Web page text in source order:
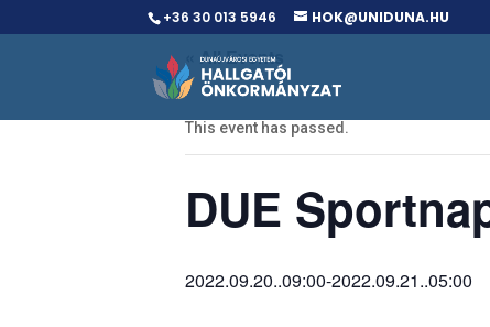
+36 30 013 5946 HOK@UNIDUNA.HU
« All Events
This event has passed.
DUE
2022.09.20..09:00-2022.09.21..05:00